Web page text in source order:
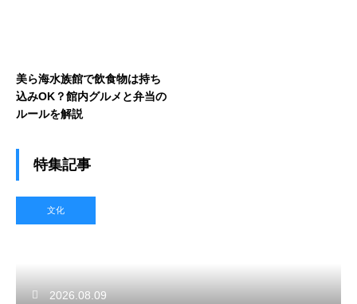
美ら海水族館で飲食物は持ち
込みOK？館内グルメと弁当の
ルールを解説
特集記事
文化
2026.08.09